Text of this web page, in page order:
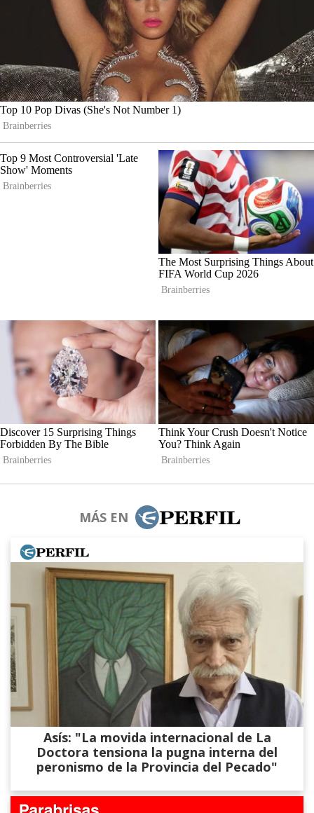
MÁS EN
Asís: "La movida internacional de La
Doctora tensiona la pugna interna del
peronismo de la Provincia del Pecado"